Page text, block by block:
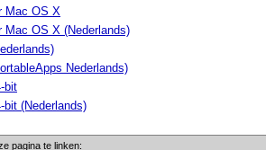
Mac OS X
Mac OS X (Nederlands)
Nederlands)
bit
bit (Nederlands)
pagina te linken: